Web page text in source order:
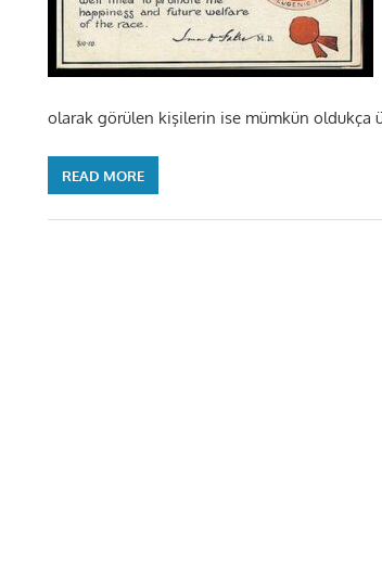
olarak görülen kişilerin ise mümkün oldukça
READ MORE